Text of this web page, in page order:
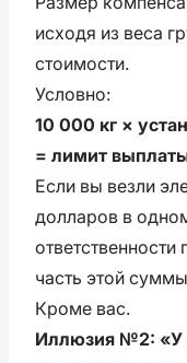
исходя из веса
стоимости.
Условно:
10 000 кг ×
= лимит
Если вы везли
долларов в
ответственности
часть этой суммы
Кроме вас.
Иллюзия №2: «У